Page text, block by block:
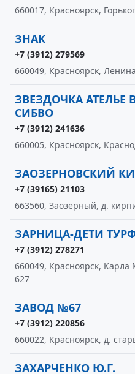
660017, Красноярск,
ЗНАК
+7 (3912) 279569
660049, Красноярск,
ЗВЕЗДОЧКА АТЕЛЬЕ
СИБВО
+7 (3912) 241636
660005, Красноярск,
ЗАОЗЕРНОВСКИЙ
+7 (39165) 21103
663560, Заозерный, д.
ЗАРНИЦА-ДЕТИ
+7 (3912) 278271
660049, Красноярск, Карла
627
ЗАВОД №67
+7 (3912) 220856
660022, Красноярск, д.
ЗАХАРЧЕНКО Ю.Г.